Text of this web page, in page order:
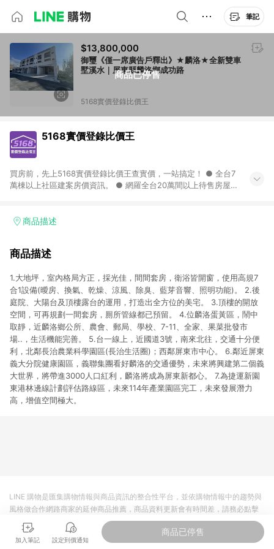
筆記
商品已停售
$13,800,000
御璽《僅一席廣告戶釋出》★麟洛★全新雙車
墅溪水｜屏東縣麟洛鄉成功路
5168實價登錄比價王
5168實價登錄比價王
買房前，先上5168實價登錄比價王查實價，一站搞定！ ● 全台7
萬棟以上社區建案房價資訊。 ● 網羅全台20萬間以上待售房屋，
器人，24小時在線查。
商品描述
商品描述
1.大地坪，室內格局方正，採光佳，間間套房，衛浴皆開窗，使用高規7
合1設備(曖房、換氣、乾燥、涼風、除臭、藍芽音響、照明功能)。 2.後
庭院、大陽台及頂樓露台的運用，打造出全方位的美宅。 3.頂樓的開放
空間，可再規劃一間套房，厠所管線都已預留。 4.位麟洛蛋黃區，鬧中
取靜，近麟洛鄉公所、農會、郵局、學校、7-11、全家、果菜批發市
場..，生活機能完善。 5.台一線上，近國道3號，南來北往，交通十分便
利，北鄰長治農業科學園區(長治生活圈)；西鄰屏東市中心。 6.鄰近屏東
義大分院健康園區，義聯集團看好麟洛的交通優勢，未來將興建第二個義
大世界，將帶進3000人口紅利，麟洛將成為屏東新都心。 7.為捷運新園
東港林邊線計劃評估路線區，未來114年產業園區完工，未來發展潛力
高，增值空間極大。
加入筆記 設定到價通知
商品已停售
LINE 購物是匯集購物情報與商品資訊的整合性平台，並依購物情報中的趨勢與
風格做合作網路商家的延伸商品推薦，商品資料更新會有時間差，請務必點擊
商品至各合作網路商家，確認現售價與購物條件，一切資訊以合作廠商網頁為
準。